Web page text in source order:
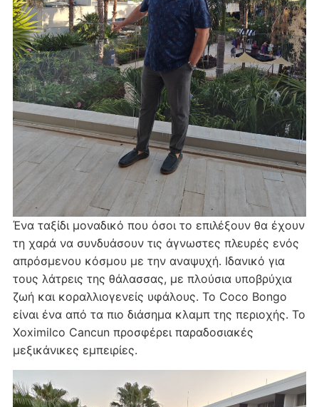
Ένα ταξίδι μοναδικό που όσοι το επιλέξουν θα έχουν
τη χαρά να συνδυάσουν τις άγνωστες πλευρές ενός
απρόσμενου κόσμου με την αναψυχή. Ιδανικό για
τους λάτρεις της θάλασσας, με πλούσια υποβρύχια
ζωή και κοραλλιογενείς υφάλους. Το Coco Bongo
είναι ένα από τα πιο διάσημα κλαμπ της περιοχής. Το
Xoximilco Cancun προσφέρει παραδοσιακές
μεξικάνικες εμπειρίες.